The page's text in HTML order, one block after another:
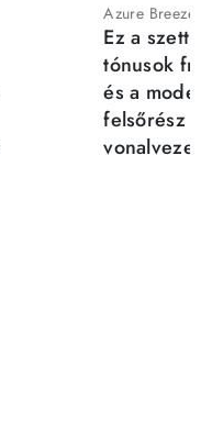
Azure Breeze
Ez a szett
tónusok
és a
felsőrész